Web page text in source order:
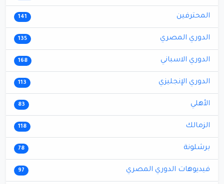
المحترفين 141
الدوري المصري 135
الدوري الاسباني 168
الدوري الإنجليزي 113
الأهلي 83
الزمالك 118
برشلونة 78
فيديوهات الدوري المصري 97